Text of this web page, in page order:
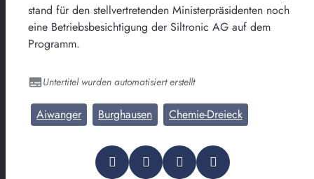
stand für den stellvertretenden Ministerpräsidenten noch
eine Betriebsbesichtigung der Siltronic AG auf dem
Programm.
Untertitel wurden automatisiert erstellt
Aiwanger Burghausen Chemie-Dreieck